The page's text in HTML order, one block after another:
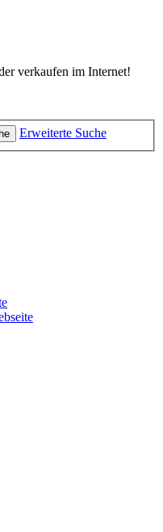
verkaufen im Internet!
Erweiterte Suche